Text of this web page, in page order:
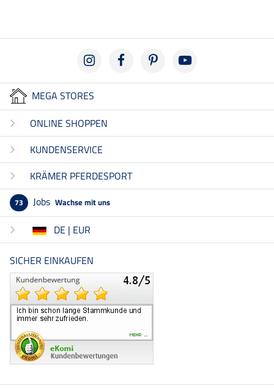
MEGA STORES
ONLINE SHOPPEN
KUNDENSERVICE
KRÄMER PFERDESPORT
73 Jobs Wachse mit uns
DE | EUR
SICHER EINKAUFEN